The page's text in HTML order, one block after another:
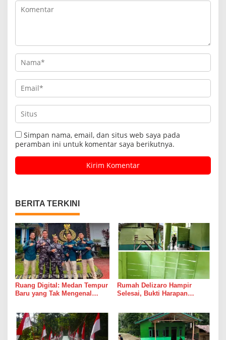
Simpan nama, email, dan situs web saya pada
peramban ini untuk komentar saya berikutnya.
BERITA TERKINI
Ruang Digital: Medan Tempur
Baru yang Tak Mengenal
Rumah Delizaro Hampir
Selesai, Bukti Harapan